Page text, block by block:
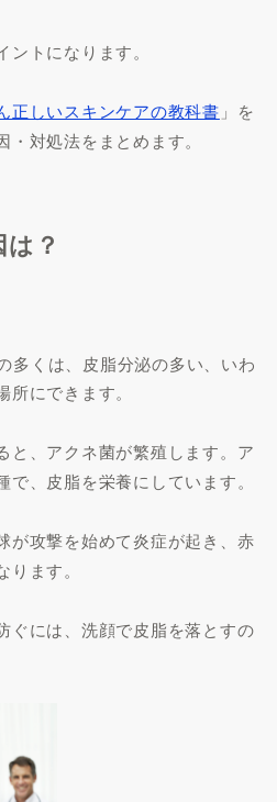
ントになります。
正しいスキンケアの教科書 」を
対処法をまとめます。
？
多くは、皮脂分泌の多い、いわ
にできます。
と、アクネ菌が繁殖します。ア
、皮脂を栄養にしています。
が攻撃を始めて炎症が起き、赤
ます。
ぐには、洗顔で皮脂を落とすの